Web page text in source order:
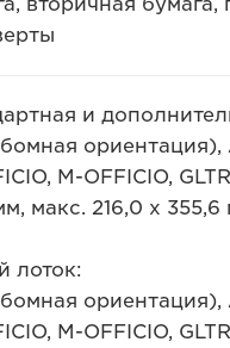
и
M-OFFICIO,
макс. 216,0 х 355,6
лоток:
M-OFFICIO,